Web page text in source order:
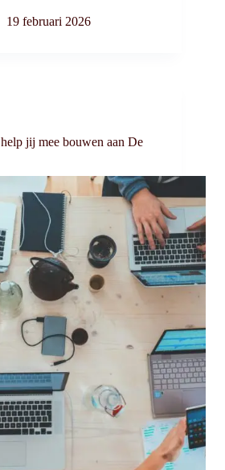
19 februari 2026
jij mee bouwen aan De